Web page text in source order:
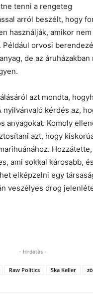
tenni a rengeteg
arról beszélt, hogy
használják, amikor
Például orvosi
de az áruházakban
azt mondta,
nyilvánvaló kérdés az,
anyagokat. Komoly
azt, hogy
ami sokkal károsabb,
elképzelni egy
veszélyes drog
- Hirdetés -
Raw Politics Ska Keller